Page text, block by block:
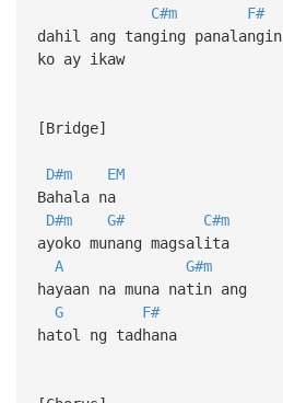
C#m
F#
dahil ang tanging panalangin
ko ay ikaw
[Bridge]
D#m
EM
Bahala na
D#m
G#
C#m
ayoko munang magsalita
A
G#m
hayaan na muna natin ang
G
F#
hatol ng tadhana